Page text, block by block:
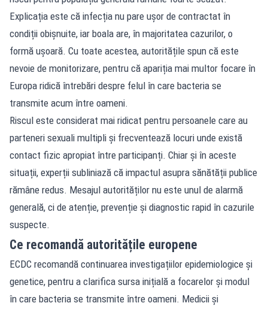
Explicația este că infecția nu pare ușor de contractat în
condiții obișnuite, iar boala are, în majoritatea cazurilor, o
formă ușoară. Cu toate acestea, autoritățile spun că este
nevoie de monitorizare, pentru că apariția mai multor focare în
Europa ridică întrebări despre felul în care bacteria se
transmite acum între oameni.
Riscul este considerat mai ridicat pentru persoanele care au
parteneri sexuali multipli și frecventează locuri unde există
contact fizic apropiat între participanți. Chiar și în aceste
situații, experții subliniază că impactul asupra sănătății publice
rămâne redus. Mesajul autorităților nu este unul de alarmă
generală, ci de atenție, prevenție și diagnostic rapid în cazurile
suspecte.
Ce recomandă autoritățile europene
ECDC recomandă continuarea investigațiilor epidemiologice și
genetice, pentru a clarifica sursa inițială a focarelor și modul
în care bacteria se transmite între oameni. Medicii și